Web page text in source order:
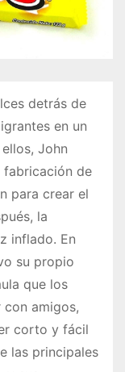
detrás de
en un
John
fabricación de
para crear el
la
inflado. En
su propio
que los
amigos,
corto y fácil
las principales